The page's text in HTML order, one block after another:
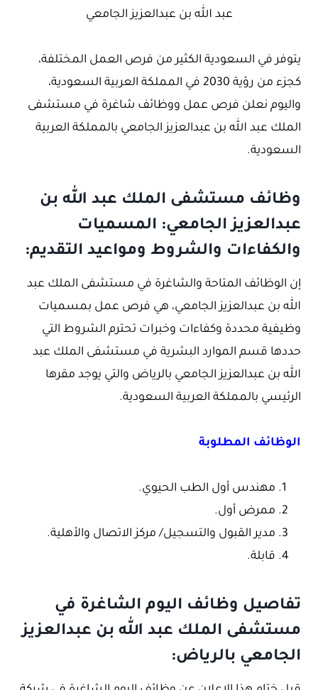
عبد الله بن عبدالعزيز الجامعي
يتوفر في السعودية الكثير من فرص العمل المختلفة،
كجزء من رؤية 2030 في المملكة العربية السعودية،
واليوم نعلن فرص عمل ووظائف شاغرة في مستشفى
الملك عبد الله بن عبدالعزيز الجامعي بالمملكة العربية
السعودية.
وظائف مستشفى الملك عبد الله بن
عبدالعزيز الجامعي: المسميات
والكفاءات والشروط ومواعيد التقديم:
إن الوظائف المتاحة والشاغرة في مستشفى الملك عبد
الله بن عبدالعزيز الجامعي، هي فرص عمل بمسميات
وظيفية محددة وكفاءات وخبرات تحترم الشروط التي
حددها قسم الموارد البشرية في مستشفى الملك عبد
الله بن عبدالعزيز الجامعي بالرياض والتي يوجد مقرها
الرئيسي بالمملكة العربية السعودية.
الوظائف المطلوبة
مهندس أول الطب الحيوي.
ممرض أول.
مدير القبول والتسجيل/ مركز الاتصال والأهلية.
قابلة.
تفاصيل وظائف اليوم الشاغرة في
مستشفى الملك عبد الله بن عبدالعزيز
الجامعي بالرياض: